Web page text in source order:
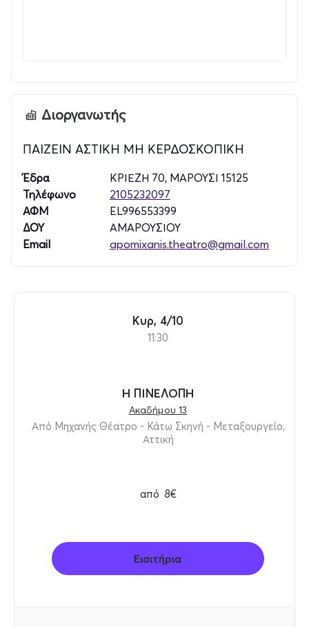
«Σιωπή» για ενήλικες αναγνώστες (Εκδόσεις Ε. & Θ.
μορφή δημιουργικής έκφρασης αλλά και ένα ουσιαστικό
κάλυψη των αναγκών του Θοδωρή και στη διατήρηση
της ποιότητας ζωής του.
Με ιδιαίτερη χαρά ανακοινώνω την έναρξη της
συνεργασίας μου με το «Από Μηχανής» Θέατρο, με
Στον χώρο του θεάτρου, στο πλαίσιο των
παραστάσεων, θα διατίθενται προς πώληση και τα
Το «Από Μηχανής» Θέατρο και οι άνθρωποί του
στέκονται δίπλα μας με ουσιαστική διάθεση
προσφοράς και αλληλεγγύης, στηρίζοντας έμπρακτα
τον αγώνα του Θοδωρή. Η στήριξή τους μας δίνει
ευχαριστώ στην παραγωγή και σε όλους τους
συντελεστές του «Από Μηχανής» Θεάτρου για την
πολύτιμη στήριξή τους.
Διοργανωτής
ΠΑΙΖΕΙΝ ΑΣΤΙΚΗ ΜΗ ΚΕΡΔΟΣΚΟΠΙΚΗ
Έδρα
ΚΡΙΕΖΗ 70, ΜΑΡΟΥΣΙ 15125
Τηλέφωνο
2105232097
ΑΦΜ
EL996553399
ΔΟΥ
ΑΜΑΡΟΥΣΙΟΥ
Email
apomixanis.theatro@gmail.com
Κυρ, 4/10
11:30
Η ΠΙΝΕΛΟΠΗ
Ακαδήμου 13
Από Μηχανής Θέατρο - Κάτω Σκηνή - Μεταξουργείο,
Αττική
από 8€
Εισιτήρια